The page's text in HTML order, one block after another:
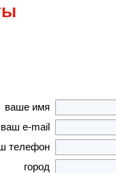
ваше имя
ваш e-mail
телефон
город